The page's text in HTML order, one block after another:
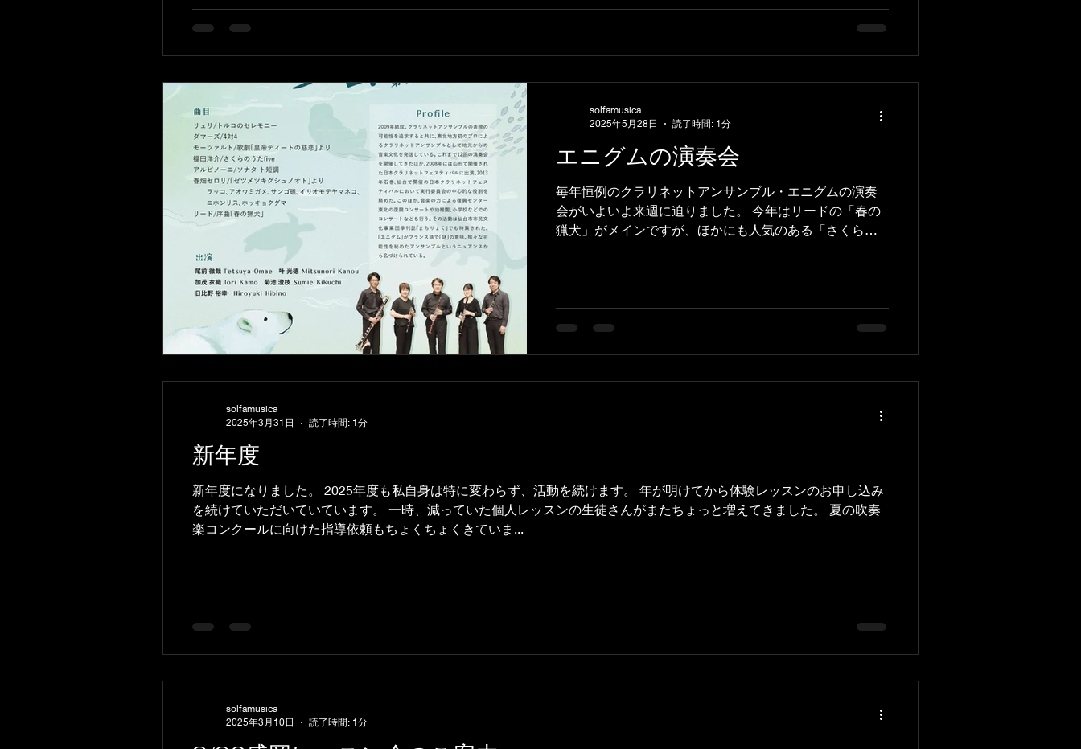
エニグムの演奏会
毎年恒例のクラリネットアンサンブル・エニグムの演奏
会がいよいよ来週に迫りました。 今年はリードの「春の
猟犬」がメインですが、ほかにも人気のある「さくらの
solfamusica
2025年5月28日
読了時間: 1分
新年度
新年度になりました。 2025年度も私自身は特に変わらず、活動を続けます。 年が明けてから体験レッスンのお申し込み
を続けていただいていています。 一時、減っていた個人レッスンの生徒さんがまたちょっと増えてきました。 夏の吹奏
楽コンクールに向けた指導依頼もちょくちょくきていま...
solfamusica
2025年3月31日
読了時間: 1分
solfamusica
2025年3月10日
読了時間: 1分